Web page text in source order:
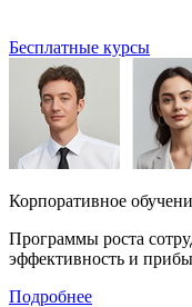
Бесплатные курсы
Корпоративное
Программы роста
эффективность и
Подробнее